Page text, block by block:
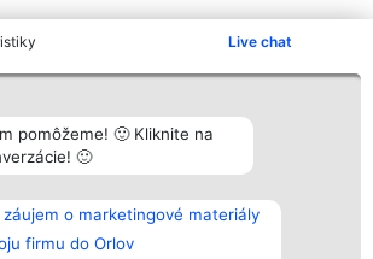
Live chat
pomôžeme! 🙂 Kliknite na
🙂
o marketingové materiály
firmu do Orlov
o.
Hodnotenie
Laureáti
Lista
Laureatów
Podmienky
Obchodné
podmienky
Kontakt
Kontakt